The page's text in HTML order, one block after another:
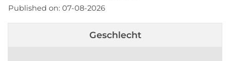
Published on: 07-08-2026
Geschlecht